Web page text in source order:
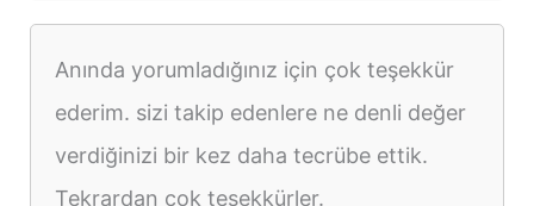
Anında yorumladığınız için çok teşekkür
ederim. sizi takip edenlere ne denli değer
verdiğinizi bir kez daha tecrübe ettik.
Tekrardan çok teşekkürler.